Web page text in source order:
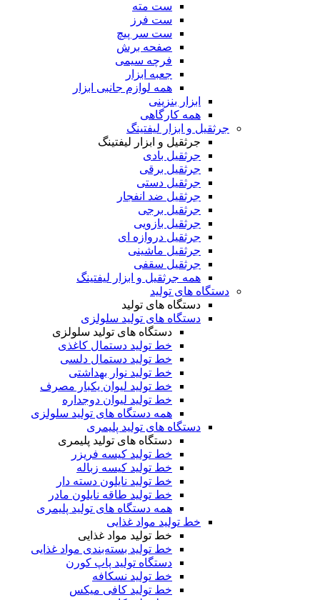
ست مته
ست فرز
ست سر پیچ
صفحه برش
فرچه سیمی
جعبه ابزار
همه لوازم جانبی ابزار
ابزار بنزینی
همه کارگاهی
جرثقیل و ابزار لیفتینگ
جرثقیل و ابزار لیفتینگ
جرثقیل بادی
جرثقیل برقی
جرثقیل دستی
جرثقیل ضد انفجار
جرثقیل برجی
جرثقیل بازویی
جرثقیل دروازه ای
جرثقیل ماشینی
جرثقیل سقفی
همه جرثقیل و ابزار لیفتینگ
دستگاه های تولید
دستگاه های تولید
دستگاه های تولید سلولزی
دستگاه های تولید سلولزی
خط تولید دستمال کاغذی
خط تولید دستمال دلسی
خط تولید نوار بهداشتی
خط تولید لیوان یکبار مصرف
خط تولید لیوان دوجداره
همه دستگاه های تولید سلولزی
دستگاه های تولید پلیمری
دستگاه های تولید پلیمری
خط تولید کیسه فریزر
خط تولید کیسه زباله
خط تولید نایلون دسته دار
خط تولید طاقه نایلون مادر
همه دستگاه های تولید پلیمری
خط تولید مواد غذایی
خط تولید مواد غذایی
خط تولید بسته‌بندی مواد غذایی
دستگاه تولید پاپ کورن
خط تولید نسکافه
خط تولید کافی میکس